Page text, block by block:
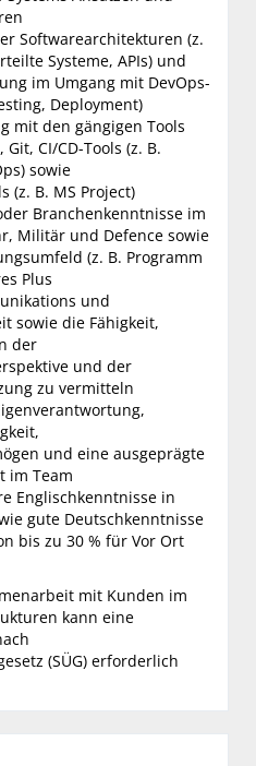
Softwarearchitekturen (z.
Systeme, APIs) und
im Umgang mit DevOps-
Deployment)
mit den gängigen Tools
CI/CD-Tools (z. B.
sowie
(z. B. MS Project)
Branchenkenntnisse im
Militär und Defence sowie
(z. B. Programm
Plus
und
sowie die Fähigkeit,
der
und der
zu vermitteln
und eine ausgeprägte
im Team
Englischkenntnisse in
gute Deutschkenntnisse
bis zu 30 % für Vor Ort
mit Kunden im
kann eine
(SÜG) erforderlich